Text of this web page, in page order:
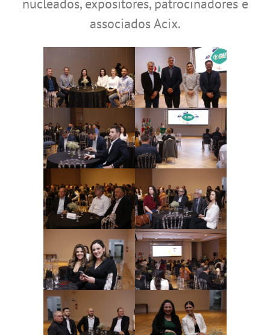
nucleados, expositores, patrocinadores e
associados Acix.